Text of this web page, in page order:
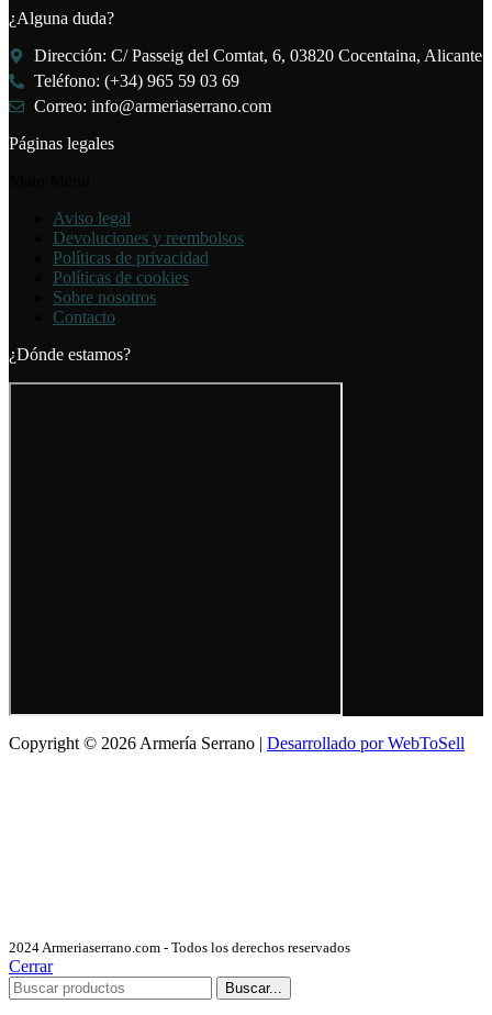
¿Alguna duda?
Dirección: C/ Passeig del Comtat, 6, 03820 Cocentaina, Alicante
Teléfono: (+34) 965 59 03 69
Correo: info@armeriaserrano.com
Páginas legales
Aviso legal
Devoluciones y reembolsos
Políticas de privacidad
Políticas de cookies
Sobre nosotros
Contacto
¿Dónde estamos?
Copyright © 2026 Armería Serrano | Desarrollado por WebToSell
2024 Armeriaserrano.com - Todos los derechos reservados
Cerrar
Buscar...